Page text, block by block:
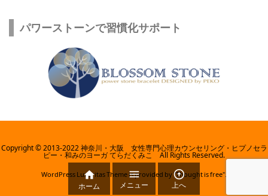
パワーストーンで習慣化サポート
Copyright © 2013-2022 神奈川・大阪 女性専門心理カウンセリング・ヒプノセラ
ピー・和みのヨーガ てらだくみこ All Rights Reserved.
WordPress Luxeritas Theme is provided by "Thought is free".

ホーム

メニュー

上へ